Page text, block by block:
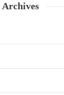
Archives